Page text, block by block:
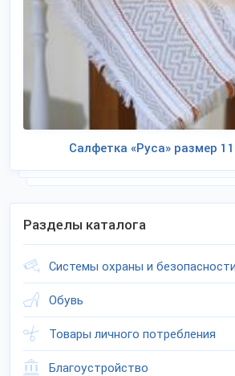
Салфетка «Руса» размер
Разделы каталога
Системы охраны и безопасности
Обувь
Товары личного потребления
Благоустройство